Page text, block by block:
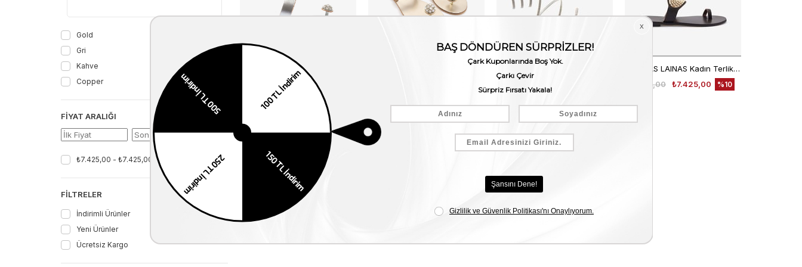
Gold
Gri
Kahve
Copper
FIYAT ARALIĞI
₺7.425,00 - ₺7.425,00
FILTRELER
İndirimli Ürünler
Yeni Ürünler
Ücretsiz Kargo
₺7.425,00
₺8.250,00
NICOLAS LAINAS Kadın Terlik 242
₺7.425,00
₺8.250,00 %10